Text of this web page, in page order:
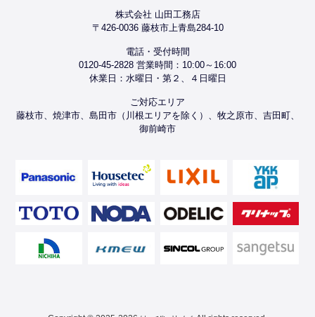
株式会社 山田工務店
〒426-0036 藤枝市上青島284-10
電話・受付時間
0120-45-2828 営業時間：10:00～16:00
休業日：水曜日・第２、４日曜日
ご対応エリア
藤枝市、焼津市、島田市（川根エリアを除く）、牧之原市、吉田町、
御前崎市